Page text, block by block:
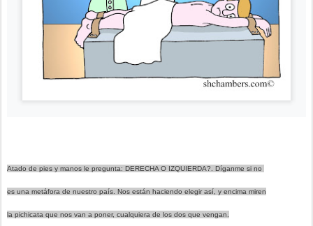
Atado de pies y manos le pregunta: DERECHA O IZQUIERDA?. Díganme si no
es una metáfora de nuestro país. Nos están haciendo elegir así, y encima miren
la pichicata que nos van a poner, cualquiera de los dos que vengan.